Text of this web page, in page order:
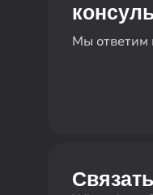
Мы ответим